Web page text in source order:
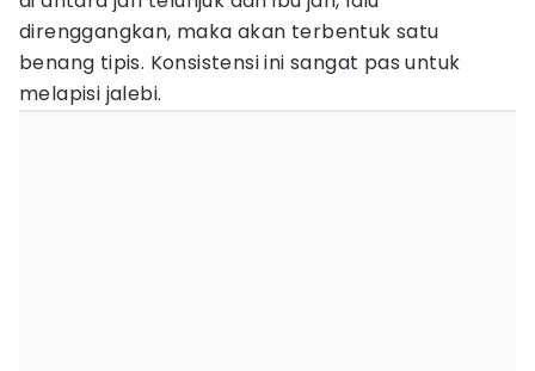
direnggangkan, maka akan terbentuk satu
benang tipis. Konsistensi ini sangat pas untuk
melapisi jalebi.